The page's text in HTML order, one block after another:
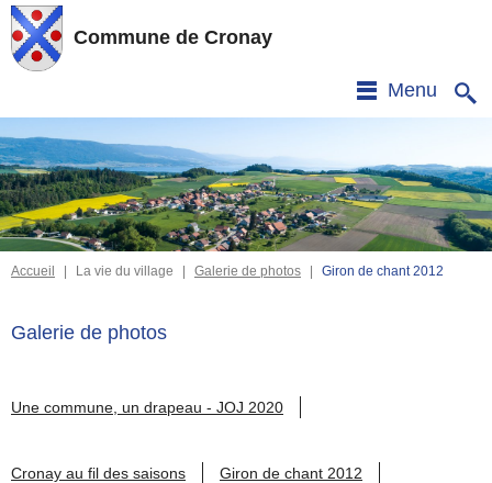
Commune de Cronay
Menu
Accueil | La vie du village | Galerie de photos | Giron de chant 2012
Galerie de photos
Une commune, un drapeau - JOJ 2020
Cronay au fil des saisons Giron de chant 2012